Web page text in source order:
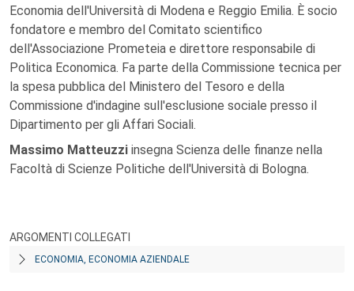
Economia dell'Università di Modena e Reggio Emilia. È socio
fondatore e membro del Comitato scientifico
dell'Associazione Prometeia e direttore responsabile di
Politica Economica. Fa parte della Commissione tecnica per
la spesa pubblica del Ministero del Tesoro e della
Commissione d'indagine sull'esclusione sociale presso il
Dipartimento per gli Affari Sociali.
Massimo Matteuzzi insegna Scienza delle finanze nella
Facoltà di Scienze Politiche dell'Università di Bologna.
ARGOMENTI COLLEGATI
ECONOMIA, ECONOMIA AZIENDALE